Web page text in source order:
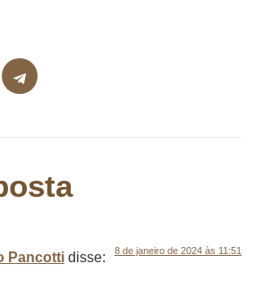
Pancotti disse: 8 de janeiro de 2024 às 11:51